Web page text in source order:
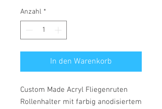
Anzahl *
In den Warenkorb
Custom Made Acryl Fliegenruten
Rollenhalter mit farbig anodisiertem